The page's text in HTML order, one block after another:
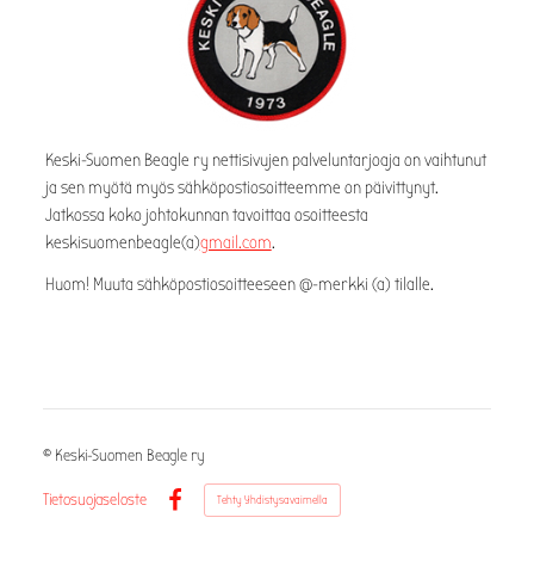
Keski-Suomen Beagle ry nettisivujen palveluntarjoaja on vaihtunut
ja sen myötä myös sähköpostiosoitteemme on päivittynyt.
Jatkossa koko johtokunnan tavoittaa osoitteesta
keskisuomenbeagle(a)gmail.com.
Huom! Muuta sähköpostiosoitteeseen @-merkki (a) tilalle.
© Keski-Suomen Beagle ry
Tietosuojaseloste
Facebook
Tehty Yhdistysavaimella